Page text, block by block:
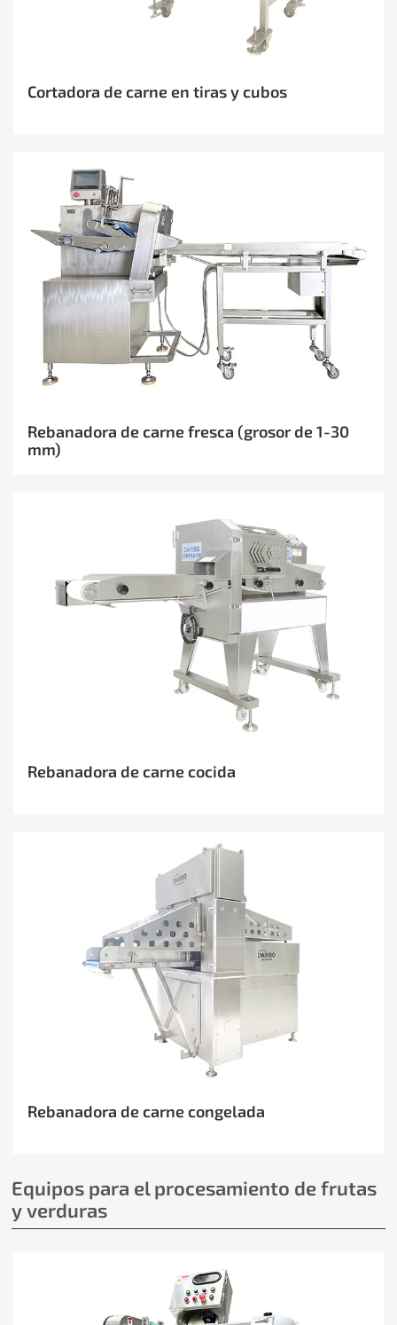
Cortadora de carne en tiras y cubos
Rebanadora de carne fresca (grosor de 1-30
mm)
Rebanadora de carne cocida
Rebanadora de carne congelada
Equipos para el procesamiento de frutas
y verduras